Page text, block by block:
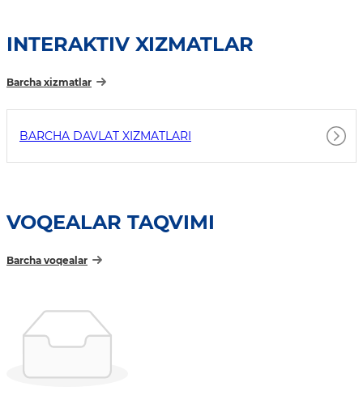
INTERAKTIV XIZMATLAR
Barcha xizmatlar
BARCHA DAVLAT XIZMATLARI
VOQEALAR TAQVIMI
Barcha voqealar